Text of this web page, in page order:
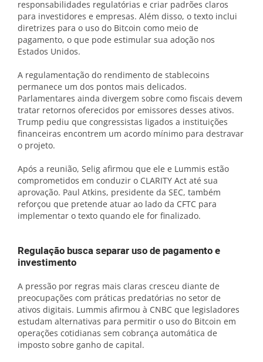
responsabilidades regulatórias e criar padrões claros
para investidores e empresas. Além disso, o texto inclui
diretrizes para o uso do Bitcoin como meio de
pagamento, o que pode estimular sua adoção nos
Estados Unidos.
A regulamentação do rendimento de stablecoins
permanece um dos pontos mais delicados.
Parlamentares ainda divergem sobre como fiscais devem
tratar retornos oferecidos por emissores desses ativos.
Trump pediu que congressistas ligados a instituições
financeiras encontrem um acordo mínimo para destravar
o projeto.
Após a reunião, Selig afirmou que ele e Lummis estão
comprometidos em conduzir o CLARITY Act até sua
aprovação. Paul Atkins, presidente da SEC, também
reforçou que pretende atuar ao lado da CFTC para
implementar o texto quando ele for finalizado.
Regulação busca separar uso de pagamento e
investimento
A pressão por regras mais claras cresceu diante de
preocupações com práticas predatórias no setor de
ativos digitais. Lummis afirmou à CNBC que legisladores
estudam alternativas para permitir o uso do Bitcoin em
operações cotidianas sem cobrança automática de
imposto sobre ganho de capital.